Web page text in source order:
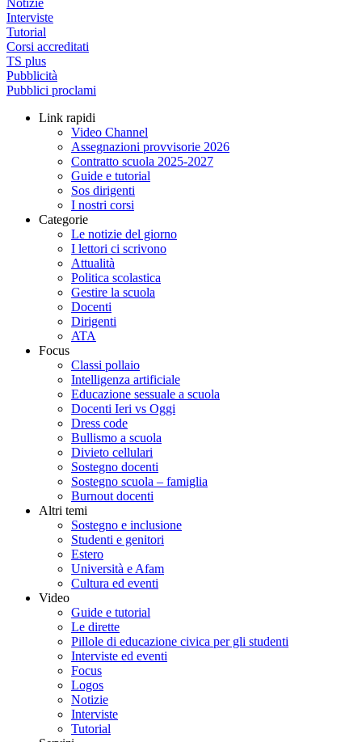
Notizie
Interviste
Tutorial
Corsi accreditati
TS plus
Pubblicità
Pubblici proclami
Link rapidi
Video Channel
Assegnazioni provvisorie 2026
Contratto scuola 2025-2027
Guide e tutorial
Sos dirigenti
I nostri corsi
Categorie
Le notizie del giorno
I lettori ci scrivono
Attualità
Politica scolastica
Gestire la scuola
Docenti
Dirigenti
ATA
Focus
Classi pollaio
Intelligenza artificiale
Educazione sessuale a scuola
Docenti Ieri vs Oggi
Dress code
Bullismo a scuola
Divieto cellulari
Sostegno docenti
Sostegno scuola – famiglia
Burnout docenti
Altri temi
Sostegno e inclusione
Studenti e genitori
Estero
Università e Afam
Cultura ed eventi
Video
Guide e tutorial
Le dirette
Pillole di educazione civica per gli studenti
Interviste ed eventi
Focus
Logos
Notizie
Interviste
Tutorial